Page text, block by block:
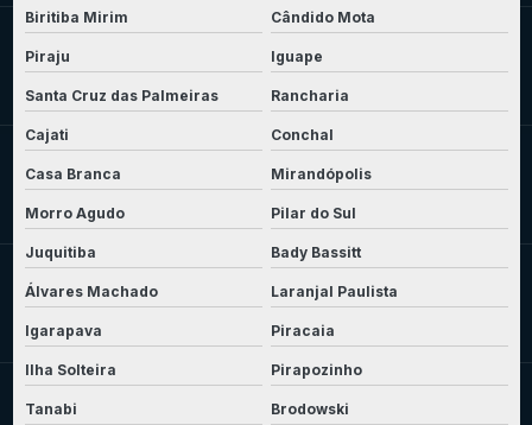
Biritiba Mirim Cândido Mota
Piraju Iguape
Santa Cruz das Palmeiras Rancharia
Cajati Conchal
Casa Branca Mirandópolis
Morro Agudo Pilar do Sul
Juquitiba Bady Bassitt
Álvares Machado Laranjal Paulista
Igarapava Piracaia
Ilha Solteira Pirapozinho
Tanabi Brodowski